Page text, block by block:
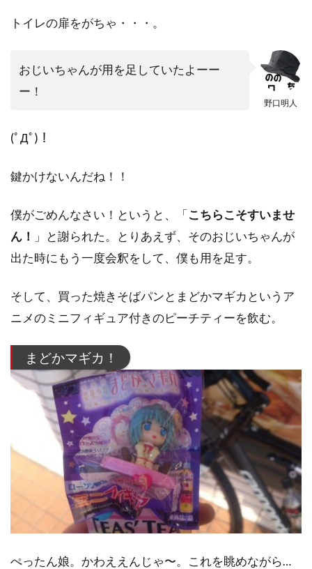
トイレの扉をがちゃ・・・。
野口明人
おじいちゃんが用を足していたよーー
ー！
(ﾟДﾟ)！
鍵かけないんだね！！
僕がごめんなさい！というと、「こちらこそすいませ
ん！
」と謝られた。とりあえず、そのおじいちゃんが
出た時にもう一度会釈をして、僕も用を足す。
そして、買った焼きそばパンとまどかマギカというア
ニメのミニフィギュア付きのピーチティーを飲む。
まどかマギカ！
ぺったん娘。かわええんじゃ〜。これを眺めながら…